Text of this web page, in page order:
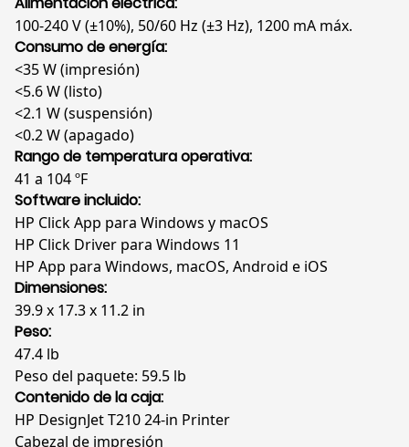
100-240 V (±10%), 50/60 Hz (±3 Hz), 1200 mA máx.
Consumo de energía:
<35 W (impresión)
<5.6 W (listo)
<2.1 W (suspensión)
<0.2 W (apagado)
Rango de temperatura operativa:
41 a 104 ºF
Software incluido:
HP Click App para Windows y macOS
HP Click Driver para Windows 11
HP App para Windows, macOS, Android e iOS
Dimensiones:
39.9 x 17.3 x 11.2 in
Peso:
47.4 lb
Peso del paquete: 59.5 lb
Contenido de la caja:
HP DesignJet T210 24-in Printer
Cabezal de impresión